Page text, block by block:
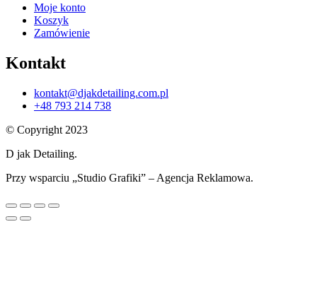
Moje konto
Koszyk
Zamówienie
Kontakt
kontakt@djakdetailing.com.pl
+48 793 214 738
© Copyright 2023
D jak Detailing.
Przy wsparciu „Studio Grafiki” – Agencja Reklamowa.